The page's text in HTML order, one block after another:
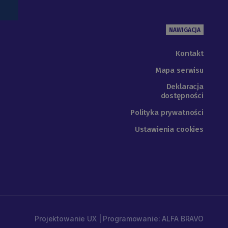
NAWIGACJA
Kontakt
Mapa serwisu
Deklaracja
dostępności
Polityka prywatności
Ustawienia cookies
Projektowanie UX | Programowanie: ALFA BRAVO